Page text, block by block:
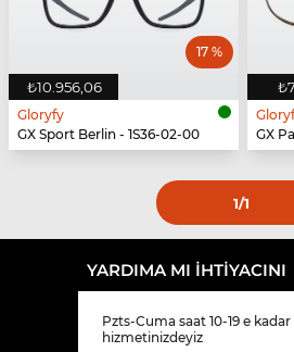
₺10.956,06
17 %
Gloryfy
GX Sport Berlin - 1S36-02-00
GX
1/1
YARDIMA MI IHTIYACINI
Pzts-Cuma saat 10-19 e kadar
hizmetinizdeyiz